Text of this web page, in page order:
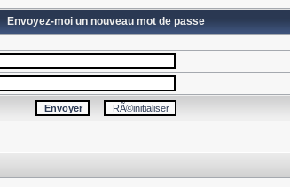
Envoyez-moi un nouveau mot de passe